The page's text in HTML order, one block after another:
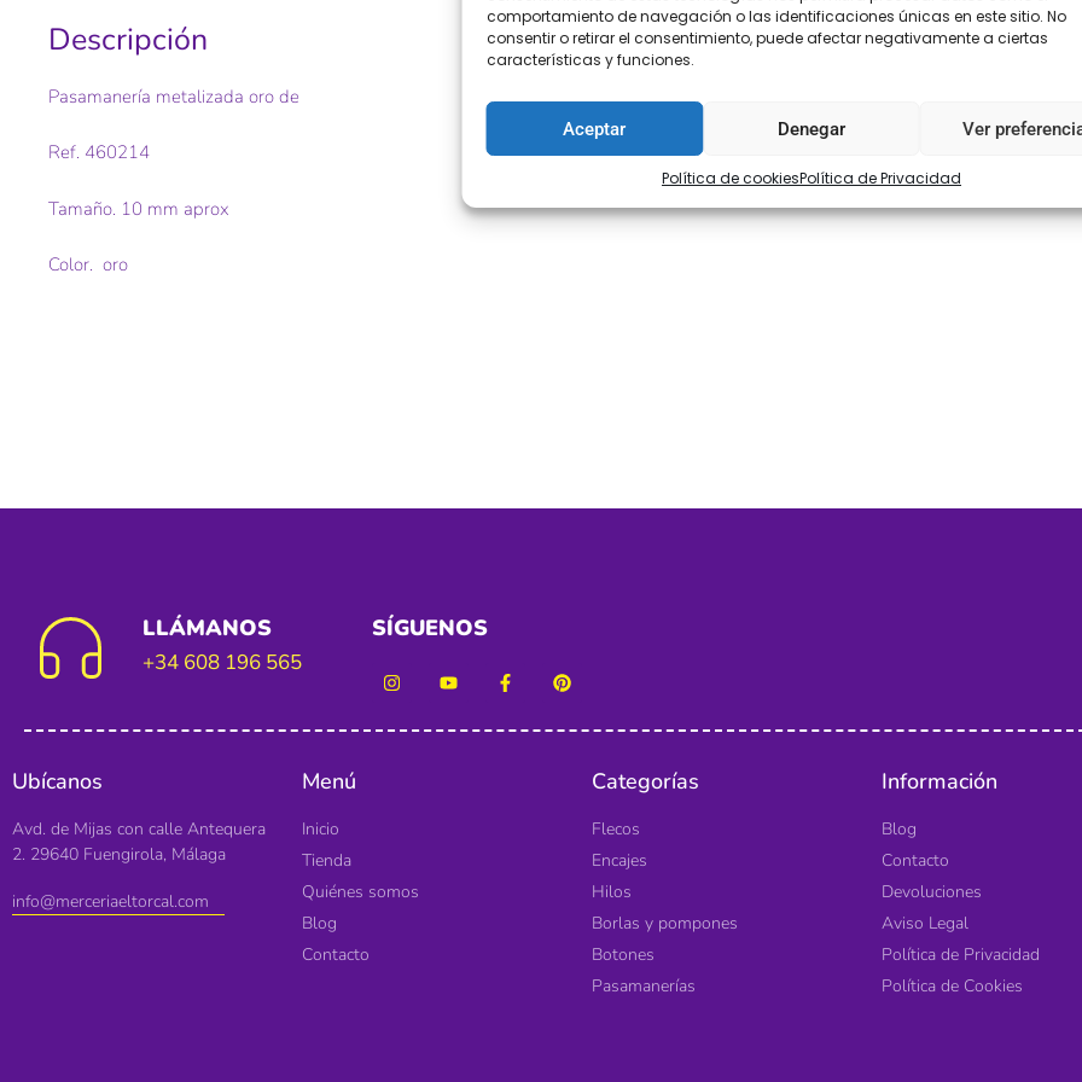
comportamiento de navegación o las identificaciones únicas en este sitio. No
consentir o retirar el consentimiento, puede afectar negativamente a ciertas
características y funciones.
Aceptar Denegar Ver
Política de cookiesPolítica de Privacidad
Descripción
Pasamanería metalizada oro de
Ref. 460214
Tamaño. 10 mm aprox
Color. oro
LLÁMANOS
+34 608 196 565
SÍGUENOS
Ubícanos
Avd. de Mijas con calle Antequera
2. 29640 Fuengirola, Málaga
info@merceriaeltorcal.com
Menú
Inicio
Tienda
Quiénes somos
Blog
Contacto
Categorías
Flecos
Encajes
Hilos
Borlas y pompones
Botones
Pasamanerías
Información
Blog
Contacto
Devoluciones
Aviso Legal
Política de Privacidad
Política de Cookies